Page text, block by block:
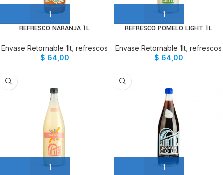
REFRESCO NARANJA 1L
Envase Retornable 1lt refrescos
$ 64,00
REFRESCO POMELO LIGHT 1L
Envase Retornable 1lt refrescos
$ 64,00